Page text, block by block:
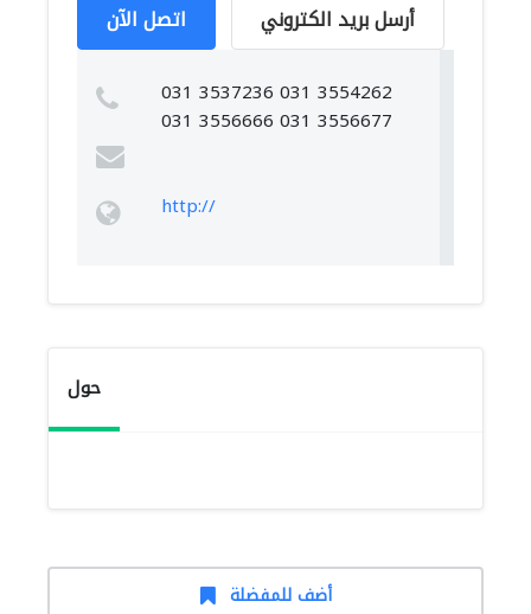
اتصل الآن أرسل بريد الكتروني
031 3537236 031 3554262
031 3556666 031 3556677
http://
حول
أضف للمفضلة